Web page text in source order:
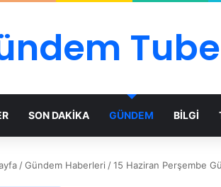
Tube
SON DAKİKA GÜNDEM BİLGİ
/Gündem Haberleri /15 Haziran Perşembe